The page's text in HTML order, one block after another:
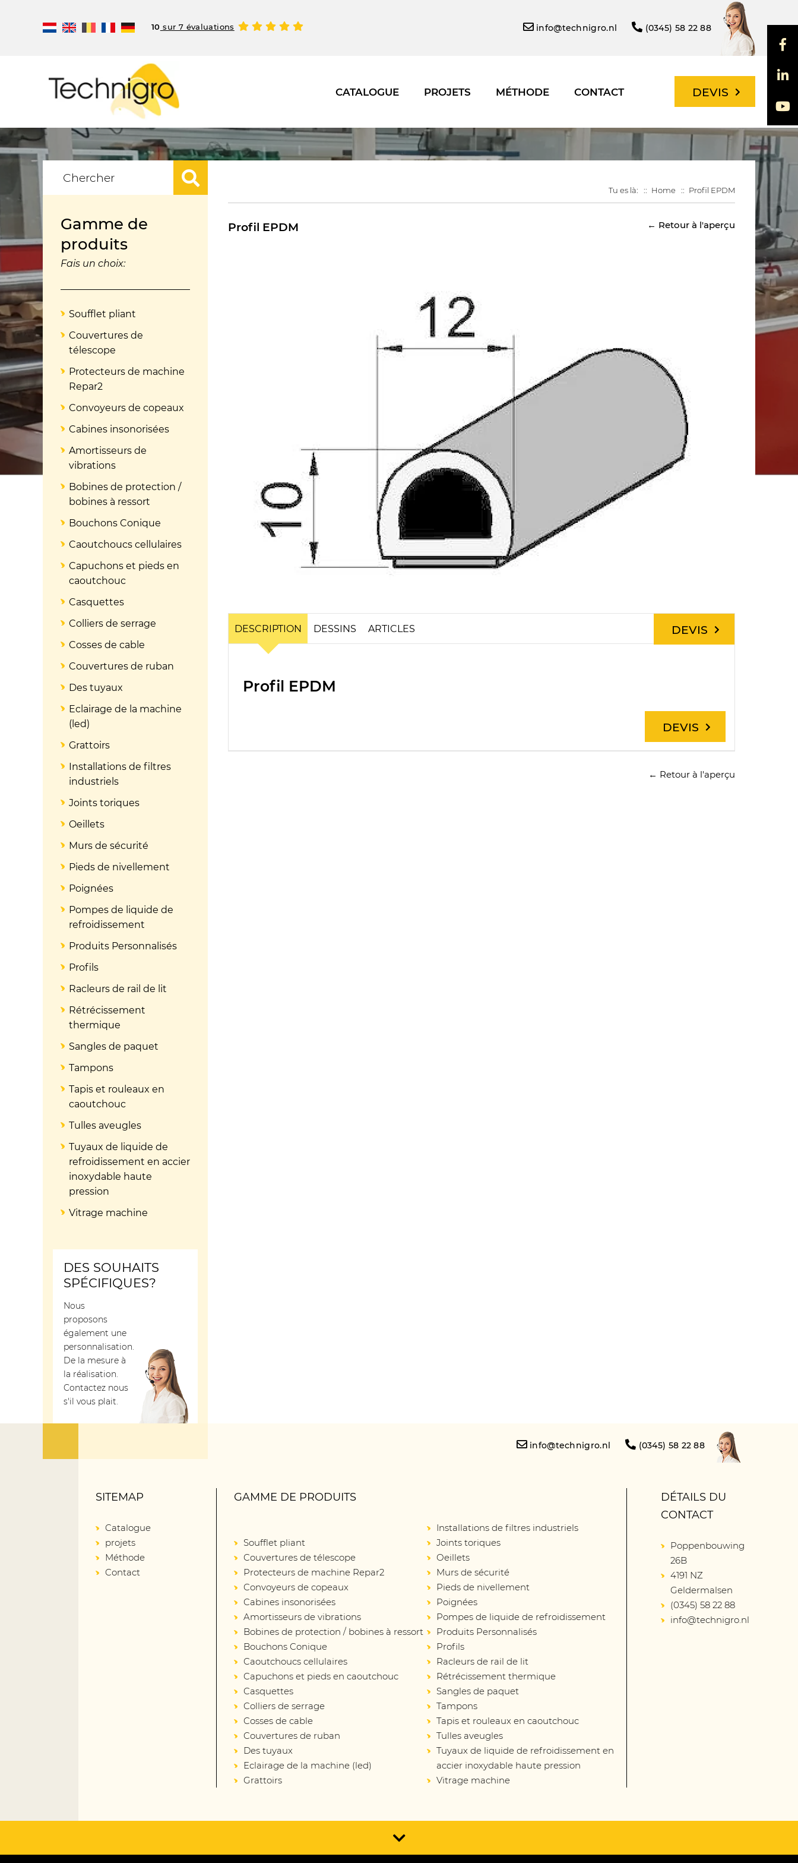
10 sur 7 évaluations info@technigro.nl (0345) 58 22 88
CATALOGUE PROJETS MÉTHODE CONTACT DEVIS
Tu es là: Home Profil EPDM
Profil EPDM ← Retour à l'aperçu
DESCRIPTION DESSINS ARTICLES DEVIS
DEVIS
Profil EPDM
← Retour à l'aperçu
Gamme de
produits
Fais un choix:
Soufflet pliant
Couvertures de
télescope
Protecteurs de machine
Repar2
Convoyeurs de copeaux
Cabines insonorisées
Amortisseurs de
vibrations
Bobines de protection /
bobines à ressort
Bouchons Conique
Caoutchoucs cellulaires
Capuchons et pieds en
caoutchouc
Casquettes
Colliers de serrage
Cosses de cable
Couvertures de ruban
Des tuyaux
Eclairage de la machine
(led)
Grattoirs
Installations de filtres
industriels
Joints toriques
Oeillets
Murs de sécurité
Pieds de nivellement
Poignées
Pompes de liquide de
refroidissement
Produits Personnalisés
Profils
Racleurs de rail de lit
Rétrécissement
thermique
Sangles de paquet
Tampons
Tapis et rouleaux en
caoutchouc
Tulles aveugles
Tuyaux de liquide de
refroidissement en accier
inoxydable haute
pression
Vitrage machine
DES SOUHAITS
SPÉCIFIQUES?
Nous
proposons
également une
personnalisation.
De la mesure à
la réalisation.
Contactez nous
s'il vous plait.
info@technigro.nl (0345) 58 22 88
SITEMAP
Catalogue
projets
Méthode
Contact
GAMME DE PRODUITS
Soufflet pliant
Couvertures de télescope
Protecteurs de machine Repar2
Convoyeurs de copeaux
Cabines insonorisées
Amortisseurs de vibrations
Bobines de protection / bobines à ressort
Bouchons Conique
Caoutchoucs cellulaires
Capuchons et pieds en caoutchouc
Casquettes
Colliers de serrage
Cosses de cable
Couvertures de ruban
Des tuyaux
Eclairage de la machine (led)
Grattoirs
Installations de filtres industriels
Joints toriques
Oeillets
Murs de sécurité
Pieds de nivellement
Poignées
Pompes de liquide de refroidissement
Produits Personnalisés
Profils
Racleurs de rail de lit
Rétrécissement thermique
Sangles de paquet
Tampons
Tapis et rouleaux en caoutchouc
Tulles aveugles
Tuyaux de liquide de refroidissement en
accier inoxydable haute pression
Vitrage machine
DÉTAILS DU
CONTACT
Poppenbouwing
26B
4191 NZ
Geldermalsen
(0345) 58 22 88
info@technigro.nl